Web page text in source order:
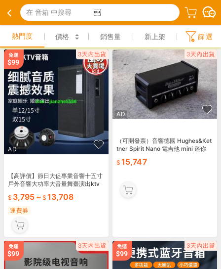
在 音箱 中搜尋 
熱門度 價格 銷售量 新上架 篩選
AD
【高評價】節日大促專業音響十五寸
戶外音響大功率大音量舞臺演出ktv
3,795 ~ 13,708
運費券
AD
（可開發票）音響德國 Hughes&Ket
tner Spirit Nano 電吉他 mini 迷你
15,747